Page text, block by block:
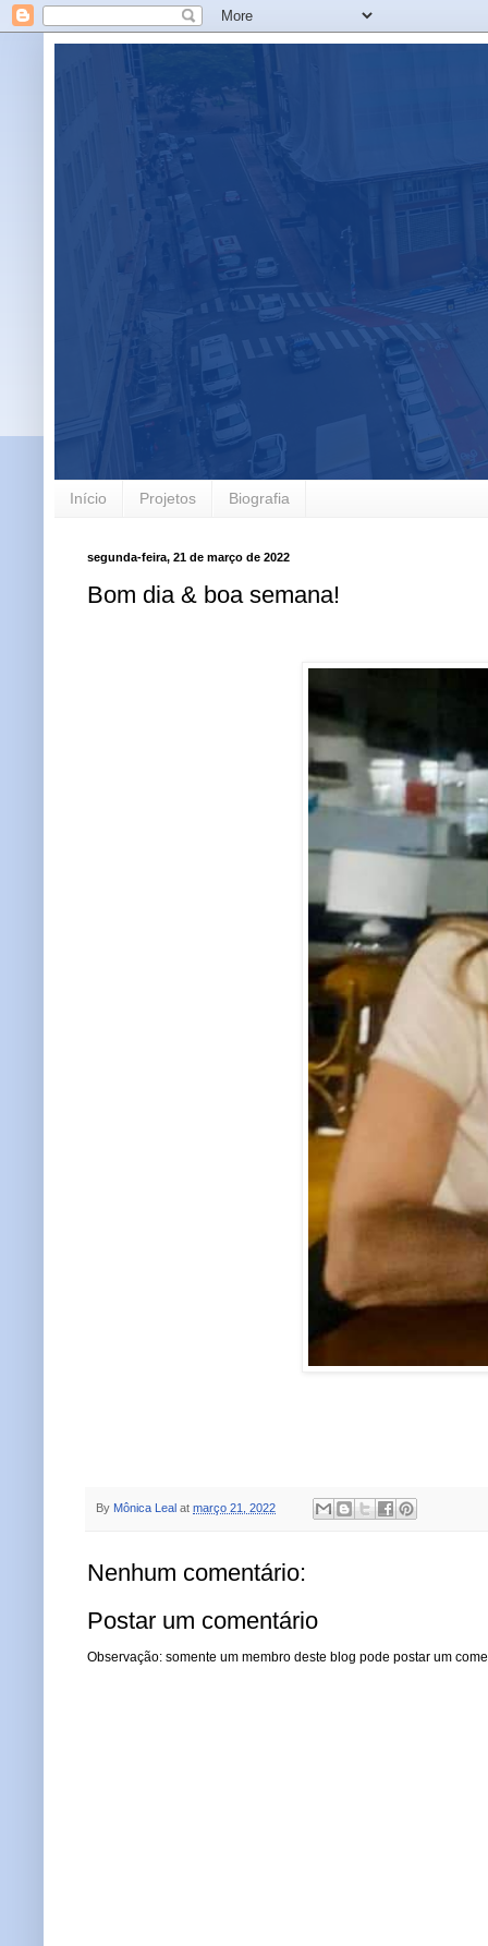
Início Projetos Biografia
segunda-feira, 21 de março de 2022
Bom dia & boa semana!
By Mônica Leal at março 21, 2022
Nenhum comentário:
Postar um comentário
Observação: somente um membro deste blog pode postar um